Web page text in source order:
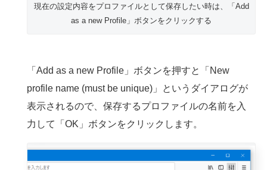
現在の設定内容をプロファイルとして保存したい時は、「Add
as a new Profile」ボタンをクリックする
「Add as a new Profile」ボタンを押すと「New
profile name (must be unique)」というダイアログが
表示されるので、保存するプロファイルの名前を入
力して「OK」ボタンをクリックします。